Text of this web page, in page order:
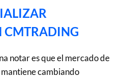
CMTRADING
notar es que el mercado de
cambiando